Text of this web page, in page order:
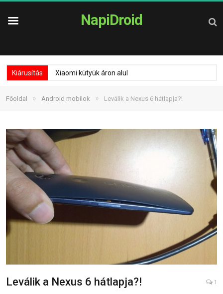
NapiDroid
Kiárusítás Xiaomi kütyük áron alul
Főoldal » Android mobilok » Leválik a Nexus 6 hátlapja?!
Leválik a Nexus 6 hátlapja?! 1